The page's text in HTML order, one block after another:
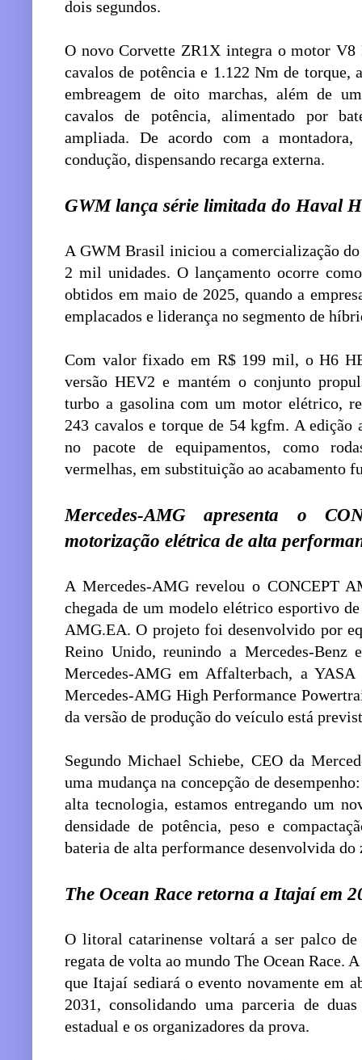
dois segundos.
O novo Corvette ZR1X integra o motor
cavalos de potência e 1.122 Nm de torque,
embreagem de oito marchas, além de
cavalos de potência, alimentado por
ampliada. De acordo com a
condução, dispensando recarga externa.
GWM lança série limitada do Haval
A GWM Brasil iniciou a comercialização
2 mil unidades. O lançamento ocorre
obtidos em maio de 2025, quando a
emplacados e liderança no segmento de
Com valor fixado em R$ 199 mil, o H6
versão HEV2 e mantém o conjunto
turbo a gasolina com um motor elétrico,
243 cavalos e torque de 54 kgfm. A edição
no pacote de equipamentos, como
vermelhas, em substituição ao acabamento
Mercedes-AMG apresenta o
motorização elétrica de alta
A Mercedes-AMG revelou o CONCEPT
chegada de um modelo elétrico esportivo
AMG.EA. O projeto foi desenvolvido por
Reino Unido, reunindo a Mercedes-Benz
Mercedes-AMG em Affalterbach, a
Mercedes-AMG High Performance
da versão de produção do veículo está
Segundo Michael Schiebe, CEO da
uma mudança na concepção de
alta tecnologia, estamos entregando um
densidade de potência, peso e
bateria de alta performance desenvolvida do
The Ocean Race retorna a Itajaí em
O litoral catarinense voltará a ser palco de
regata de volta ao mundo The Ocean Race.
que Itajaí sediará o evento novamente em
2031, consolidando uma parceria de
estadual e os organizadores da prova.